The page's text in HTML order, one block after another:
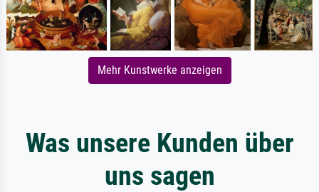
Mehr Kunstwerke anzeigen
Was unsere Kunden über
uns sagen